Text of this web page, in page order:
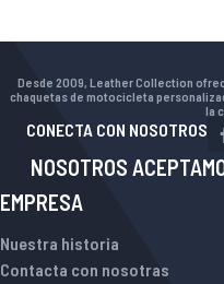
Desde 2009, Leather Collection
chaquetas de motocicleta
la
CONECTA CON NOSOTROS
NOSOTROS
EMPRESA
Nuestra historia
Contacta con nosotras